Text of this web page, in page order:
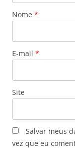
Nome *
E-mail *
Site
Salvar meus
vez que eu